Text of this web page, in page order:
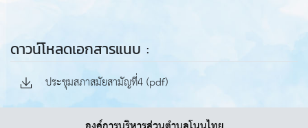
ดาวน์โหลดเอกสารแนบ :
ประชุมสภาสมัยสามัญที่4 (pdf)